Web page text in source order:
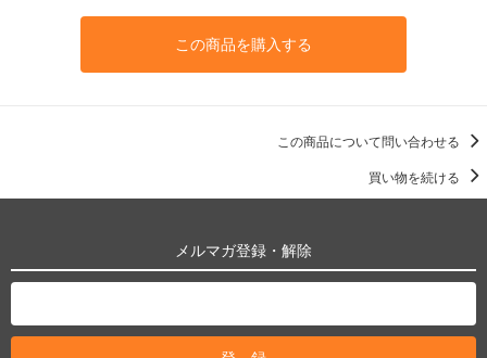
この商品を購入する
この商品について問い合わせる
買い物を続ける
メルマガ登録・解除